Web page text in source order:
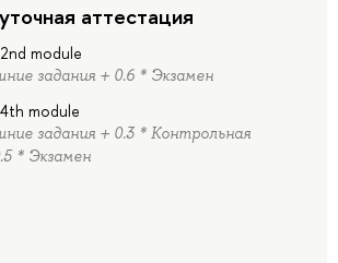
аттестация
module
задания + 0.6 * Экзамен
module
задания + 0.3 * Контрольная
* Экзамен